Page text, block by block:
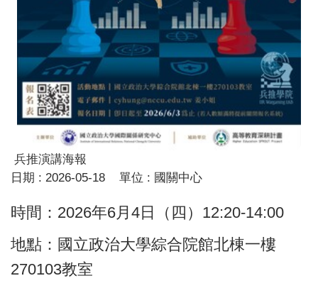
兵推演講海報
日期 : 2026-05-18 單位 : 國關中心
時間：2026年6月4日（四）12:20-14:00
地點：國立政治大學綜合院館北棟一樓
270103教室